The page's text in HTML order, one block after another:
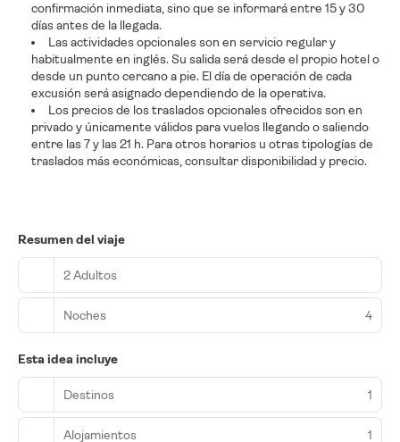
confirmación inmediata, sino que se informará entre 15 y 30
días antes de la llegada.
Las actividades opcionales son en servicio regular y
habitualmente en inglés. Su salida será desde el propio hotel o
desde un punto cercano a pie. El día de operación de cada
excusión será asignado dependiendo de la operativa.
Los precios de los traslados opcionales ofrecidos son en
privado y únicamente válidos para vuelos llegando o saliendo
entre las 7 y las 21 h. Para otros horarios u otras tipologías de
traslados más económicas, consultar disponibilidad y precio.
Resumen del viaje
2 Adultos
Noches 4
Esta idea incluye
Destinos 1
Alojamientos 1